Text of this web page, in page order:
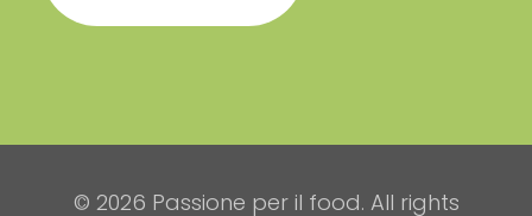
© 2026 Passione per il food. All rights